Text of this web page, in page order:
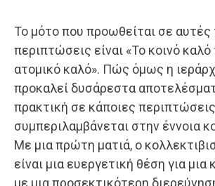
Το μότο που προωθείται σε αυτές
περιπτώσεις είναι «Το κοινό
ατομικό καλό». Πώς όμως η
προκαλεί δυσάρεστα
πρακτική σε κάποιες περιπτώσεις
συμπεριλαμβάνεται στην έννοια
Με μια πρώτη ματιά, ο
είναι μια ευεργετική θέση για μια
με μια προσεκτικότερη